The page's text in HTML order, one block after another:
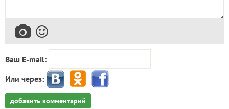
Ваш E-mail:
Или через:
добавить комментарий